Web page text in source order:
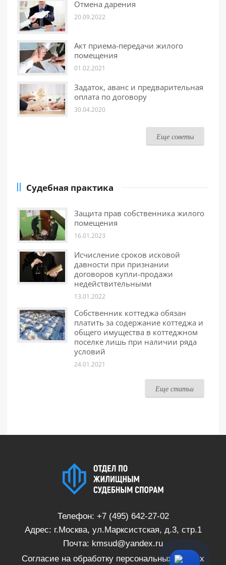
Отмена дарения
20.09.2022
Акт приема-передачи жилого
помещения
01.02.2021
Задаток, аванс и предварительная
оплата по договору
30.04.2020
Еще советы
Судебная практика
Защита прав собственника жилого
помещения
16.01.2023
Исчисление сроков исковой
давности при признании
договоров купли-продажи
недействительными
13.01.2022
Собственник коттеджа обязан
платить за содержание коттеджа и
общего имущества в коттеджном
поселке лишь при наличии ряда
условий
24.01.2021
Еще статьи
Телефон: +7 (495) 642-27-02
Адрес: г.Москва, ул.Марксистская, д.3, стр.1
Почта: kmsud@yandex.ru
Согласие на обработку персональных данных